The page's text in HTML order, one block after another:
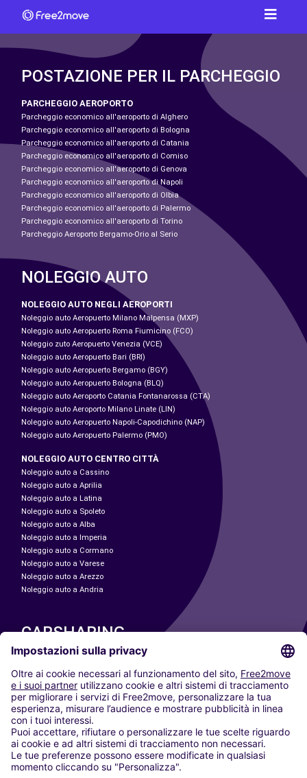
POSTAZIONE PER IL PARCHEGGIO
PARCHEGGIO AEROPORTO
Parcheggio economico all'aeroporto di Alghero
Parcheggio economico all'aeroporto di Bologna
Parcheggio economico all'aeroporto di Catania
Parcheggio economico all'aeroporto di Comiso
Parcheggio economico all'aeroporto di Genova
Parcheggio economico all'aeroporto di Napoli
Parcheggio economico all'aeroporto di Olbia
Parcheggio economico all'aeroporto di Palermo
Parcheggio economico all'aeroporto di Torino
Parcheggio Aeroporto Bergamo-Orio al Serio
NOLEGGIO AUTO
NOLEGGIO AUTO NEGLI AEROPORTI
Noleggio auto Aeropuerto Milano Malpensa (MXP)
Noleggio auto Aeropuerto Roma Fiumicino (FCO)
Noleggio zuto Aeropuerto Venezia (VCE)
Noleggio auto Aeropuerto Bari (BRI)
Noleggio auto Aeropuerto Bergamo (BGY)
Noleggio auto Aeropuerto Bologna (BLQ)
Noleggio auto Aeroporto Catania Fontanarossa (CTA)
Noleggio auto Aeroporto Milano Linate (LIN)
Noleggio auto Aeropuerto Napoli-Capodichino (NAP)
Noleggio auto Aeropuerto Palermo (PMO)
NOLEGGIO AUTO CENTRO CITTÀ
Noleggio auto a Cassino
Noleggio auto a Aprilia
Noleggio auto a Latina
Noleggio auto a Spoleto
Noleggio auto a Alba
Noleggio auto a Imperia
Noleggio auto a Cormano
Noleggio auto a Varese
Noleggio auto a Arezzo
Noleggio auto a Andria
CARSHARING
LE NOSTRE CITTÀ
Paris
Madrid
Washington DC
Milano
Roma
Torino
Vienna
Berlino